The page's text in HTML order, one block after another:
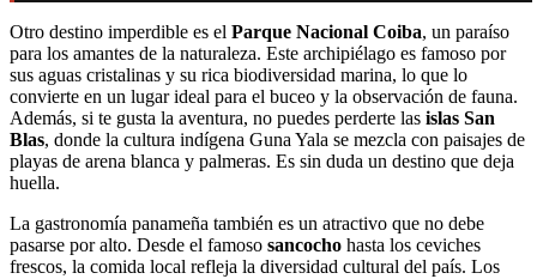
Otro destino imperdible es el Parque Nacional Coiba, un paraíso
para los amantes de la naturaleza. Este archipiélago es famoso por
sus aguas cristalinas y su rica biodiversidad marina, lo que lo
convierte en un lugar ideal para el buceo y la observación de fauna.
Además, si te gusta la aventura, no puedes perderte las islas San
Blas, donde la cultura indígena Guna Yala se mezcla con paisajes de
playas de arena blanca y palmeras. Es sin duda un destino que deja
huella.
La gastronomía panameña también es un atractivo que no debe
pasarse por alto. Desde el famoso sancocho hasta los ceviches
frescos, la comida local refleja la diversidad cultural del país. Los